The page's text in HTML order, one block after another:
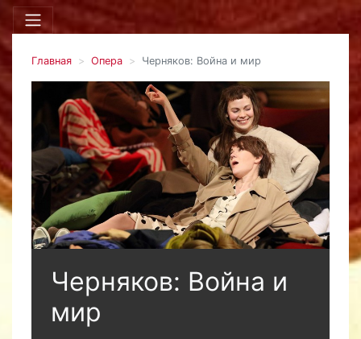
Главная Опера Черняков: Война и мир
Черняков: Война и
мир